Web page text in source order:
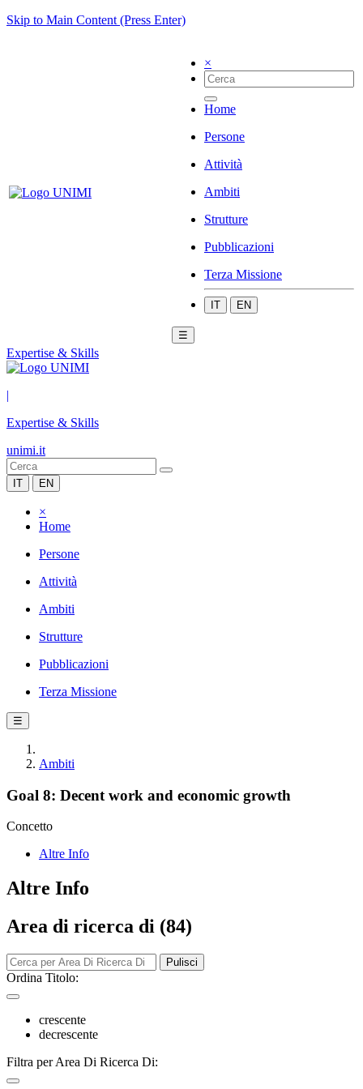
Skip to Main Content (Press Enter)
×
Home
Persone
Attività
Ambiti
Strutture
Pubblicazioni
Terza Missione
IT EN
☰
Expertise & Skills
|
Expertise & Skills
unimi.it
IT EN
×
Home
Persone
Attività
Ambiti
Strutture
Pubblicazioni
Terza Missione
☰
Ambiti
Goal 8: Decent work and economic growth
Concetto
Altre Info
Altre Info
Area di ricerca di (84)
Pulisci
Ordina Titolo:
crescente
decrescente
Filtra per Area Di Ricerca Di: